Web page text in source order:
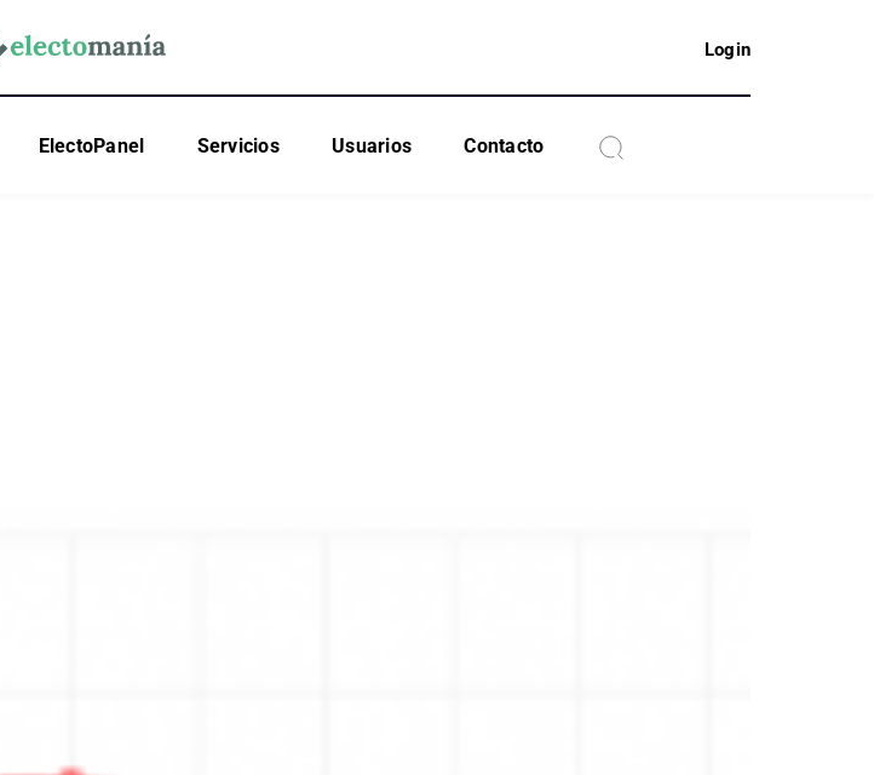
Login
ElectoPanel Servicios Usuarios Contacto